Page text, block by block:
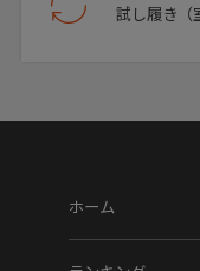
試し履き（
ホーム